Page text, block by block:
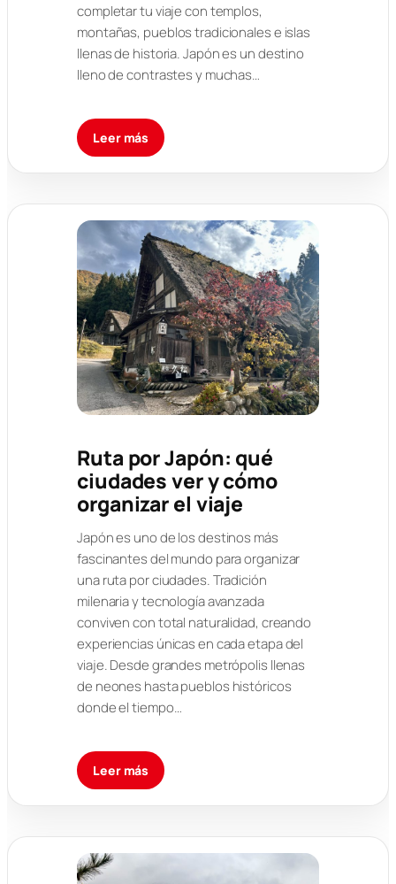
completar tu viaje con templos,
montañas, pueblos tradicionales e islas
llenas de historia. Japón es un destino
lleno de contrastes y muchas…
Leer más
Ruta por Japón: qué
ciudades ver y cómo
organizar el viaje
Japón es uno de los destinos más
fascinantes del mundo para organizar
una ruta por ciudades. Tradición
milenaria y tecnología avanzada
conviven con total naturalidad, creando
experiencias únicas en cada etapa del
viaje. Desde grandes metrópolis llenas
de neones hasta pueblos históricos
donde el tiempo…
Leer más